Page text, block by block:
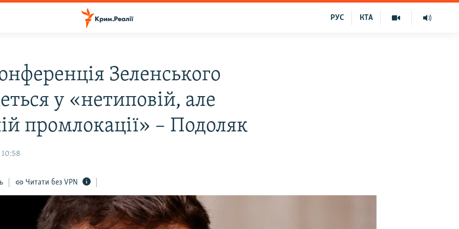
КТА
РУС
Зеленського
у «нетиповій, але
промлокації» – Подоляк
10:58
Читати без VPN